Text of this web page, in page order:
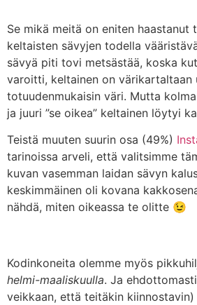
Se mikä meitä on eniten haastanut
keltaisten sävyjen todella
sävyä piti tovi metsästää, koska
varoitti, keltainen on värikartaltaan
totuudenmukaisin väri. Mutta
ja juuri ”se oikea” keltainen löytyi
Teistä muuten suurin osa (49%)
tarinoissa arveli, että valitsimme
kuvan vasemman laidan sävyn
keskimmäinen oli kovana
nähdä, miten oikeassa te olitte 😉
Kodinkoneita olemme myös
helmi-maaliskuulla. Ja
veikkaan, että teitäkin